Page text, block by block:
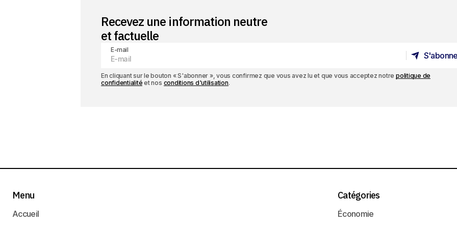
Recevez une information neutre
et factuelle
E-mail
En cliquant sur le bouton « S'abonner », vous confirmez que vous avez lu et que vous acceptez notrepolitique de
confidentialité et nos conditions d'utilisation.
Menu
Accueil
Catégories
Économie